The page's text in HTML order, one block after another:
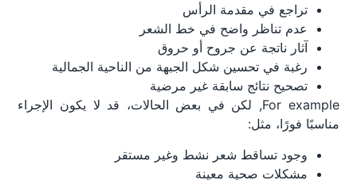
تراجع في مقدمة الرأس
عدم تناظر واضح في خط الشعر
آثار ناتجة عن جروح أو حروق
رغبة في تحسين شكل الجبهة من الناحية الجمالية
تصحيح نتائج سابقة غير مرضية
For example, لكن في بعض الحالات، قد لا يكون الإجراء
مناسبًا فورًا، مثل:
وجود تساقط شعر نشط وغير مستقر
مشكلات صحية معينة